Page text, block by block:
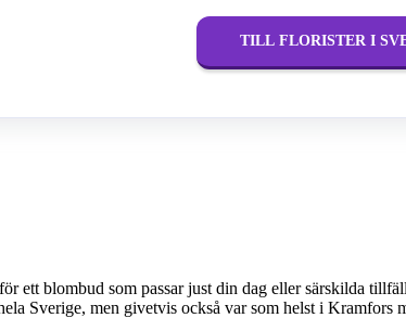
TILL FLORISTER I
som passar just din dag eller särskilda tillfälle. Blombuden ger
Sverige, men givetvis också var som helst i Kramfors